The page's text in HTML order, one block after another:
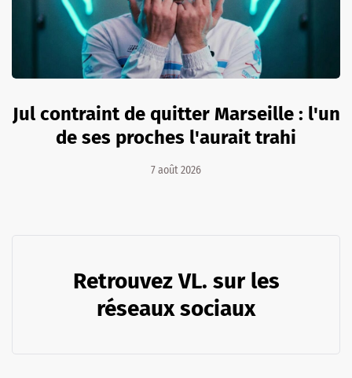
Jul contraint de quitter Marseille : l'un
de ses proches l'aurait trahi
7 août 2026
Retrouvez VL. sur les
réseaux sociaux